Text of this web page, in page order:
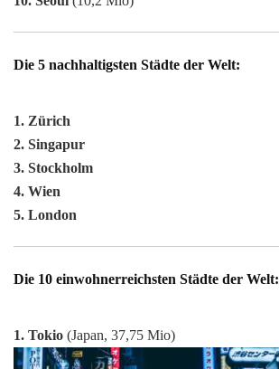
Die 5 nachhaltigsten Städte der Welt:
1. Zürich
2. Singapur
3. Stockholm
4. Wien
5. London
Die 10 einwohnerreichsten Städte der Welt:
1. Tokio (Japan, 37,75 Mio)